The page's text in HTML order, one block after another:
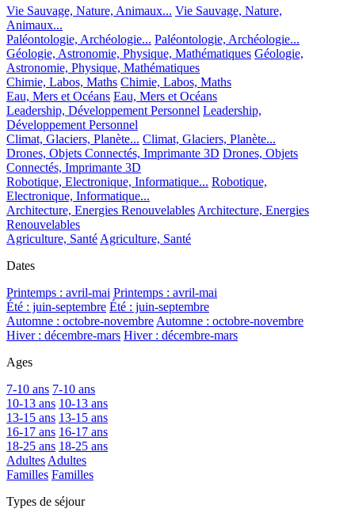
Vie Sauvage, Nature, Animaux... Vie Sauvage, Nature,
Animaux...
Paléontologie, Archéologie... Paléontologie, Archéologie...
Géologie, Astronomie, Physique, Mathématiques Géologie,
Astronomie, Physique, Mathématiques
Chimie, Labos, Maths Chimie, Labos, Maths
Eau, Mers et Océans Eau, Mers et Océans
Leadership, Développement Personnel Leadership,
Développement Personnel
Climat, Glaciers, Planète... Climat, Glaciers, Planète...
Drones, Objets Connectés, Imprimante 3D Drones, Objets
Connectés, Imprimante 3D
Robotique, Electronique, Informatique... Robotique,
Electronique, Informatique...
Architecture, Energies Renouvelables Architecture, Energies
Renouvelables
Agriculture, Santé Agriculture, Santé
Dates
Printemps : avril-mai Printemps : avril-mai
Été : juin-septembre Été : juin-septembre
Automne : octobre-novembre Automne : octobre-novembre
Hiver : décembre-mars Hiver : décembre-mars
Ages
7-10 ans 7-10 ans
10-13 ans 10-13 ans
13-15 ans 13-15 ans
16-17 ans 16-17 ans
18-25 ans 18-25 ans
Adultes Adultes
Familles Familles
Types de séjour